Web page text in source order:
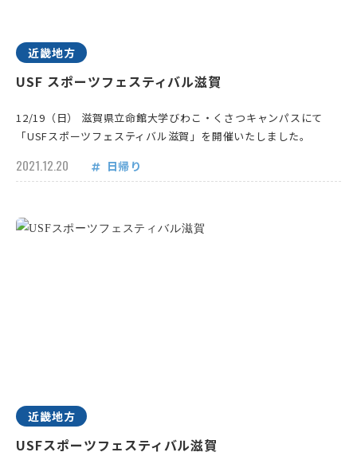
近畿地方
USF スポーツフェスティバル滋賀
12/19（日） 滋賀県立命館大学びわこ・くさつキャンパスにて
「USFスポーツフェスティバル滋賀」を開催いたしました。
2021.12.20 日帰り
近畿地方
USFスポーツフェスティバル滋賀